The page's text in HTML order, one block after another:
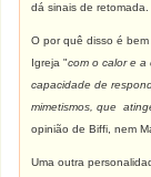
dá sinais de retomada.
O por quê disso é
Igreja "com o calor e a
capacidade de
mimetismos, que
opinião de Biffi, nem
Uma outra